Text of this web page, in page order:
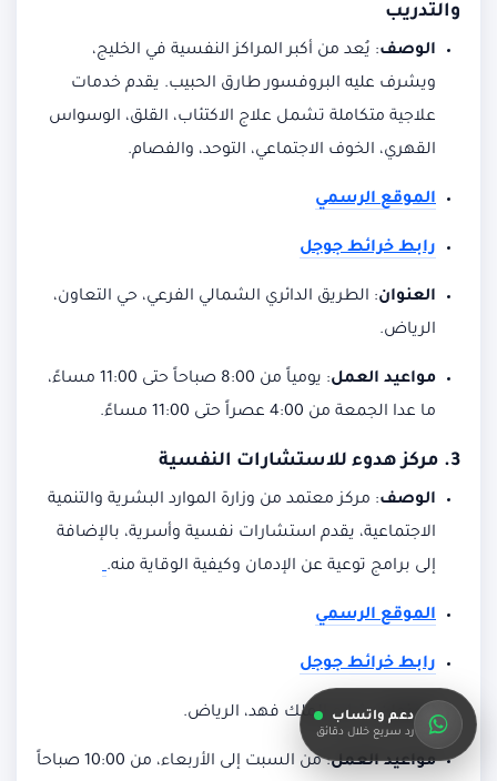
والتدريب
الوصف: يُعد من أكبر المراكز النفسية في الخليج،
ويشرف عليه البروفسور طارق الحبيب. يقدم خدمات
علاجية متكاملة تشمل علاج الاكتئاب، القلق، الوسواس
القهري، الخوف الاجتماعي، التوحد، والفصام.
الموقع الرسمي
رابط خرائط جوجل
العنوان: الطريق الدائري الشمالي الفرعي، حي التعاون،
الرياض.
مواعيد العمل:
يومياً من 8:00 صباحاً حتى 11:00 مساءً،
ما عدا الجمعة من 4:00 عصراً حتى 11:00 مساءً.
3. مركز هدوء للاستشارات النفسية
الوصف: مركز معتمد من وزارة الموارد البشرية والتنمية
الاجتماعية، يقدم استشارات نفسية وأسرية، بالإضافة
إلى برامج توعية عن الإدمان وكيفية الوقاية منه.
الموقع الرسمي
رابط خرائط جوجل
العنوان:شارع الملك فهد، الرياض.
مواعيد العمل: من السبت إلى الأربعاء، من 10:00 صباحاً
دعم واتساب
رد سريع خلال دقائق